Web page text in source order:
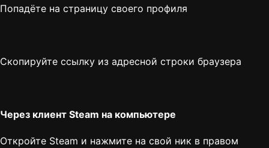
Попадёте на страницу своего профиля
Скопируйте ссылку из адресной строки браузера
Через клиент Steam на компьютере
Откройте Steam и нажмите на свой ник в правом